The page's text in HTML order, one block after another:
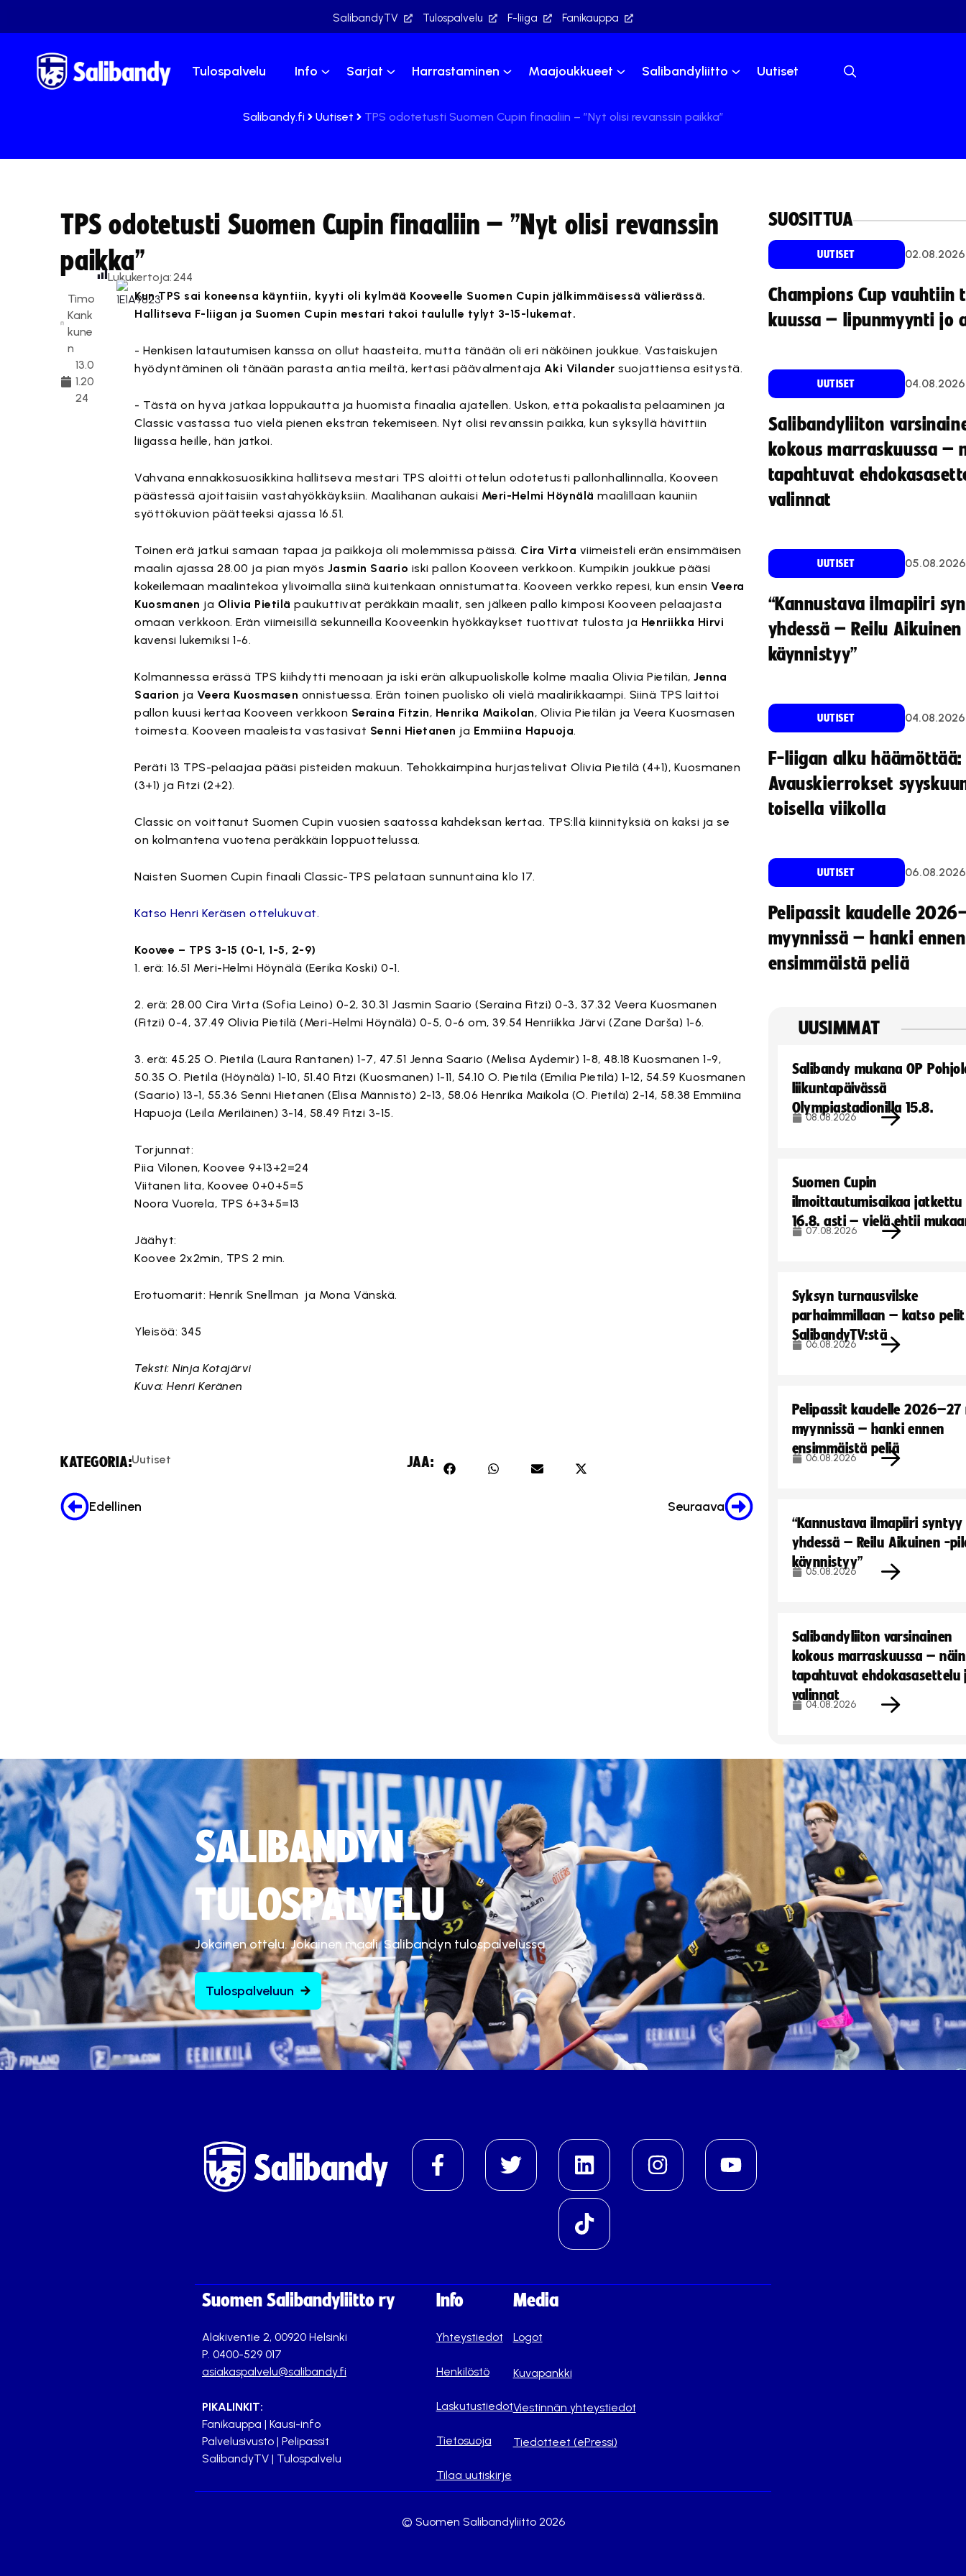
SalibandyTV Tulospalvelu F-liiga Fanikauppa
Tulospalvelu Info Sarjat Harrastaminen Maajoukkueet Salibandyliitto Uutiset
Salibandy.fi Uutiset TPS odotetusti Suomen Cupin finaaliin – ”Nyt olisi revanssin paikka”
TPS odotetusti Suomen Cupin finaaliin – ”Nyt olisi revanssin
paikka”
Timo
Kank
kune
n
13.0
1.20
24
Lukukertoja:244
Kun TPS sai koneensa käyntiin, kyyti oli kylmää Kooveelle Suomen Cupin jälkimmäisessä välierässä.
Hallitseva F-liigan ja Suomen Cupin mestari takoi taululle tylyt 3-15-lukemat.
- Henkisen latautumisen kanssa on ollut haasteita, mutta tänään oli eri näköinen joukkue. Vastaiskujen
hyödyntäminen oli tänään parasta antia meiltä, kertasi päävalmentaja Aki Vilandersuojattiensa esitystä.
- Tästä on hyvä jatkaa loppukautta ja huomista finaalia ajatellen. Uskon, että pokaalista pelaaminen ja
Classic vastassa tuo vielä pienen ekstran tekemiseen. Nyt olisi revanssin paikka, kun syksyllä hävittiin
liigassa heille, hän jatkoi.
Vahvana ennakkosuosikkina hallitseva mestari TPS aloitti ottelun odotetusti pallonhallinnalla, Kooveen
päästessä ajoittaisiin vastahyökkäyksiin. Maalihanan aukaisi Meri-Helmi Höynälä maalillaan kauniin
syöttökuvion päätteeksi ajassa 16.51.
Toinen erä jatkui samaan tapaa ja paikkoja oli molemmissa päissä. Cira Virta viimeisteli erän ensimmäisen
maalin ajassa 28.00 ja pian myös Jasmin Saario iski pallon Kooveen verkkoon. Kumpikin joukkue pääsi
kokeilemaan maalintekoa ylivoimalla siinä kuitenkaan onnistumatta. Kooveen verkko repesi, kun ensinVeera
Kuosmanen ja Olivia Pietilä paukuttivat peräkkäin maalit, sen jälkeen pallo kimposi Kooveen pelaajasta
omaan verkkoon. Erän viimeisillä sekunneilla Kooveenkin hyökkäykset tuottivat tulosta ja Henriikka Hirvi
kavensi lukemiksi 1-6.
Kolmannessa erässä TPS kiihdytti menoaan ja iski erän alkupuoliskolle kolme maalia Olivia Pietilän,Jenna
Saarion ja Veera Kuosmasen onnistuessa. Erän toinen puolisko oli vielä maalirikkaampi. Siinä TPS laittoi
pallon kuusi kertaa Kooveen verkkoon Seraina Fitzin, Henrika Maikolan, Olivia Pietilän ja Veera Kuosmasen
toimesta. Kooveen maaleista vastasivat Senni Hietanen ja Emmiina Hapuoja.
Peräti 13 TPS-pelaajaa pääsi pisteiden makuun. Tehokkaimpina hurjastelivat Olivia Pietilä (4+1), Kuosmanen
(3+1) ja Fitzi (2+2).
Classic on voittanut Suomen Cupin vuosien saatossa kahdeksan kertaa. TPS:llä kiinnityksiä on kaksi ja se
on kolmantena vuotena peräkkäin loppuottelussa.
Naisten Suomen Cupin finaali Classic-TPS pelataan sunnuntaina klo 17.
Katso Henri Keräsen ottelukuvat.
Koovee – TPS 3-15 (0-1, 1-5, 2-9)
1. erä: 16.51 Meri-Helmi Höynälä (Eerika Koski) 0-1.
2. erä: 28.00 Cira Virta (Sofia Leino) 0-2, 30.31 Jasmin Saario (Seraina Fitzi) 0-3, 37.32 Veera Kuosmanen
(Fitzi) 0-4, 37.49 Olivia Pietilä (Meri-Helmi Höynälä) 0-5, 0-6 om, 39.54 Henriikka Järvi (Zane Darša) 1-6.
3. erä: 45.25 O. Pietilä (Laura Rantanen) 1-7, 47.51 Jenna Saario (Melisa Aydemir) 1-8, 48.18 Kuosmanen 1-9,
50.35 O. Pietilä (Höynälä) 1-10, 51.40 Fitzi (Kuosmanen) 1-11, 54.10 O. Pietilä (Emilia Pietilä) 1-12, 54.59 Kuosmanen
(Saario) 13-1, 55.36 Senni Hietanen (Elisa Männistö) 2-13, 58.06 Henrika Maikola (O. Pietilä) 2-14, 58.38 Emmiina
Hapuoja (Leila Meriläinen) 3-14, 58.49 Fitzi 3-15.
Torjunnat:
Piia Vilonen, Koovee 9+13+2=24
Viitanen Iita, Koovee 0+0+5=5
Noora Vuorela, TPS 6+3+5=13
Jäähyt:
Koovee 2x2min, TPS 2 min.
Erotuomarit: Henrik Snellman ja Mona Vänskä.
Yleisöä: 345
Teksti: Ninja Kotajärvi
Kuva: Henri Keränen
KATEGORIA:Uutiset JAA:
Edellinen Seuraava
SUOSITTUA
UUTISET 02.08.2026
Champions Cup vauhtiin
kuussa – lipunmyynti jo
UUTISET 04.08.2026
Salibandyliiton
kokous marraskuussa –
tapahtuvat
valinnat
UUTISET 05.08.2026
“Kannustava ilmapiiri
yhdessä – Reilu
käynnistyy”
UUTISET 04.08.2026
F-liigan alku häämöttää:
Avauskierrokset
toisella viikolla
UUTISET 06.08.2026
Pelipassit kaudelle
myynnissä – hanki ennen
ensimmäistä peliä
UUSIMMAT
Salibandy mukana OP
liikuntapäivässä
Olympiastadionilla 15.8.
08.08.2026
Suomen Cupin
ilmoittautumisaikaa jatkettu
16.8. asti – vielä ehtii
07.08.2026
Syksyn turnausvilske
parhaimmillaan – katso pelit
SalibandyTV:stä
06.08.2026
Pelipassit kaudelle
myynnissä – hanki ennen
ensimmäistä peliä
06.08.2026
“Kannustava ilmapiiri syntyy
yhdessä – Reilu Aikuinen -
käynnistyy”
05.08.2026
Salibandyliiton varsinainen
kokous marraskuussa – näin
tapahtuvat ehdokasasettelu
valinnat
04.08.2026
SALIBANDYN
TULOSPALVELU
Jokainen ottelu. Jokainen maali. Salibandyn tulospalvelussa.
Tulospalveluun
Suomen Salibandyliitto ry
Alakiventie 2, 00920 Helsinki
P. 0400-529 017
asiakaspalvelu@salibandy.fi
PIKALINKIT:
Fanikauppa | Kausi-info
Palvelusivusto | Pelipassit
SalibandyTV | Tulospalvelu
Info
Yhteystiedot
Henkilöstö
Laskutustiedot
Tietosuoja
Tilaa uutiskirje
Media
Logot
Kuvapankki
Viestinnän yhteystiedot
Tiedotteet (ePressi)
© Suomen Salibandyliitto 2026